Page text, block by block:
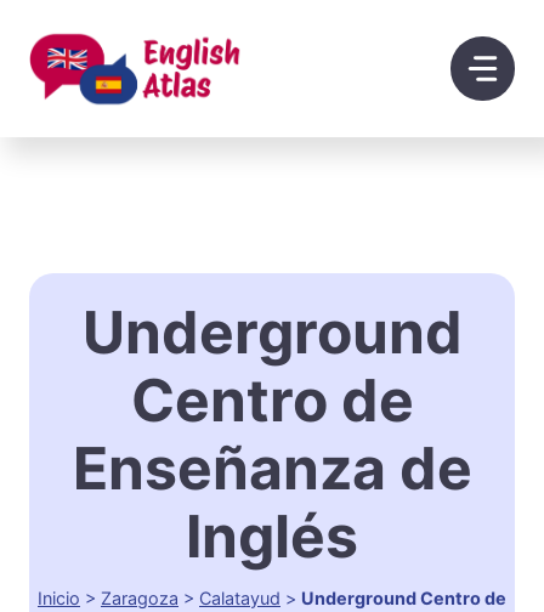
contenido
Underground
Centro de
Enseñanza de
Inglés
Inicio > Zaragoza > Calatayud > Underground Centro de